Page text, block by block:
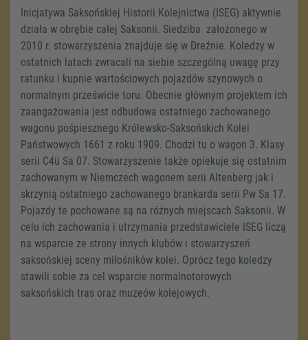
Inicjatywa Saksońskiej Historii Kolejnictwa (ISEG) aktywnie
działa w obrębie całej Saksonii. Siedziba założonego w
2010 r. stowarzyszenia znajduje się w Dreźnie. Koledzy w
ostatnich latach zwracali na siebie szczególną uwagę przy
ratunku i kupnie wartościowych pojazdów szynowych o
normalnym prześwicie toru. Obecnie głównym projektem ich
zaangażowania jest odbudowa ostatniego zachowanego
wagonu pośpiesznego Królewsko-Saksońskich Kolei
Państwowych 1661 z roku 1909. Chodzi tu o wagon 3. Klasy
serii C4ü Sa 07. Stowarzyszenie także opiekuje się ostatnim
zachowanym w Niemczech wagonem serii Altenberg jak i
skrzynią ostatniego zachowanego brankarda serii Pw Sa 17.
Pojazdy te pochowane są na różnych miejscach Saksonii. W
celu ich zachowania i utrzymania przedstawiciele ISEG liczą
na wsparcie ze strony innych klubów i stowarzyszeń
saksońskiej sceny miłośników kolei. Oprócz tego koledzy
stawili sobie za cel wsparcie normalnotorowych
saksońskich tras oraz muzeów kolejowych.